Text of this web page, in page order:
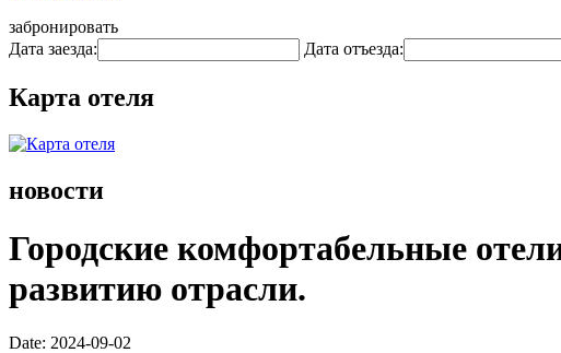
забронировать
Дата заезда:
Дата отъезда:
Карта отеля
новости
Городские комфортабельные
развитию отрасли.
Date: 2024-09-02